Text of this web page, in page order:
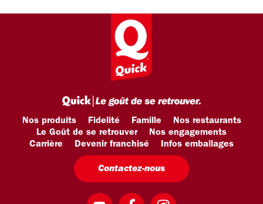
Nos produits Fidelité Famille
Nos restaurants
Le Goût de se retrouver
Nos engagements
Carrière
Devenir franchisé Infos emballages
Contactez-nous